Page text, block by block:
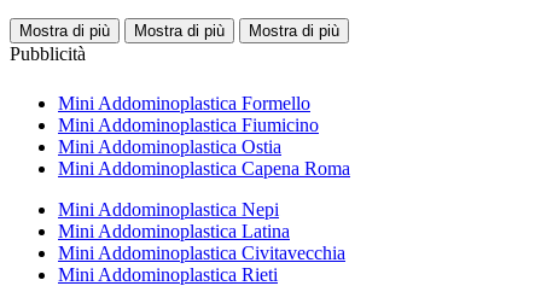
Mostra di più Mostra di più Mostra di più
Pubblicità
Mini Addominoplastica Formello
Mini Addominoplastica Fiumicino
Mini Addominoplastica Ostia
Mini Addominoplastica Capena Roma
Mini Addominoplastica Nepi
Mini Addominoplastica Latina
Mini Addominoplastica Civitavecchia
Mini Addominoplastica Rieti